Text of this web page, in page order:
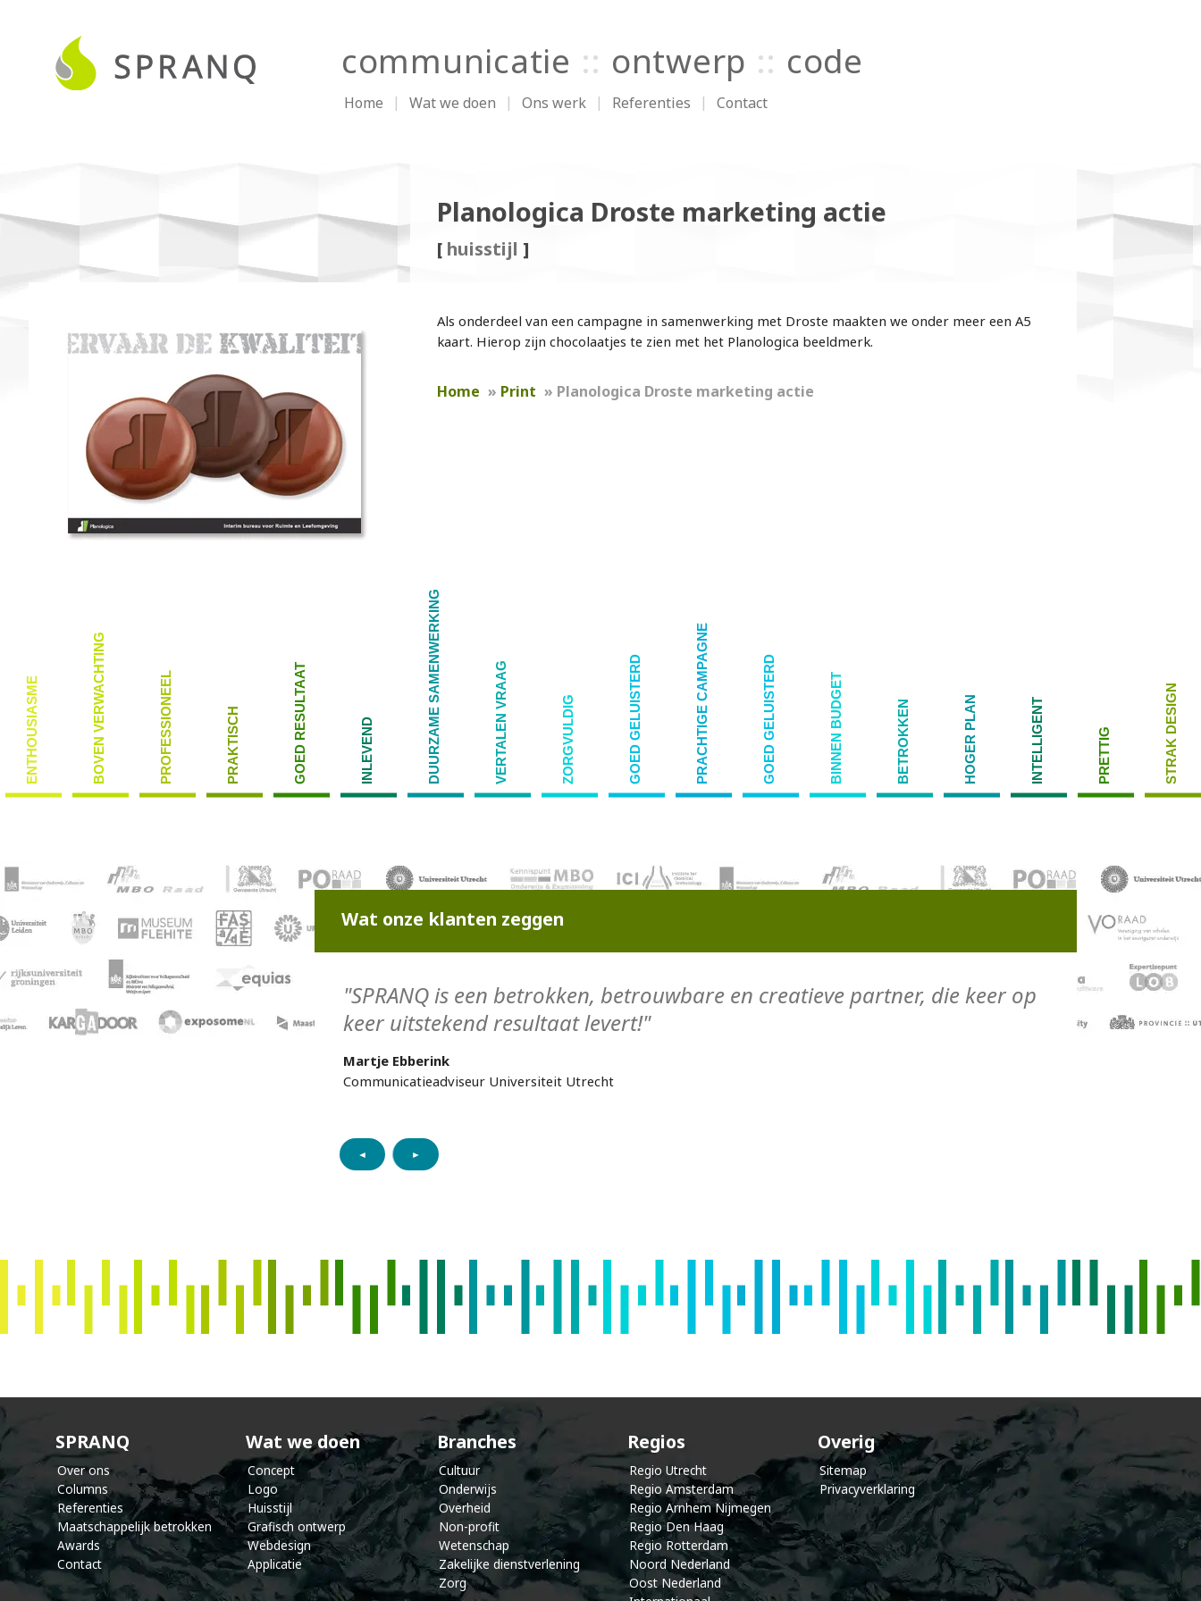
communicatie :: ontwerp :: code
Home Wat we doen Ons werk Referenties Contact
Planologica Droste marketing actie
[ huisstijl ]
Als onderdeel van een campagne in samenwerking met Droste maakten we onder meer een A5
kaart. Hierop zijn chocolaatjes te zien met het Planologica beeldmerk.
Home » Print » Planologica Droste marketing actie
ENTHOUSIASME BOVEN VERWACHTING PROFESSIONEEL PRAKTISCH GOED RESULTAAT INLEVEND DUURZAME SAMENWERKING VERTALEN VRAAG ZORGVULDIG GOED GELUISTERD PRACHTIGE CAMPAGNE GOED GELUISTERD BINNEN BUDGET BETROKKEN HOGER PLAN INTELLIGENT PRETTIG STRAK DESIGN
Wat onze klanten zeggen
"SPRANQ is een betrokken, betrouwbare en creatieve partner, die keer op
keer uitstekend resultaat levert!"
Martje Ebberink
Communicatieadviseur Universiteit Utrecht
◄ ►
sp ra nke le ndeco m mu
SPRANQ
Over ons
Columns
Referenties
Maatschappelijk betrokken
Awards
Contact
Wat we doen
Concept
Logo
Huisstijl
Grafisch ontwerp
Webdesign
Applicatie
Branches
Cultuur
Onderwijs
Overheid
Non-profit
Wetenschap
Zakelijke dienstverlening
Zorg
Regios
Regio Utrecht
Regio Amsterdam
Regio Arnhem Nijmegen
Regio Den Haag
Regio Rotterdam
Noord Nederland
Oost Nederland
Overig
Sitemap
Privacyverklaring